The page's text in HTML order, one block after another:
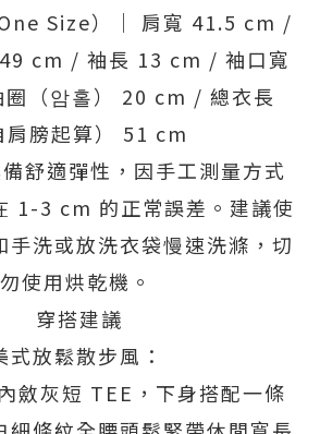
Size）｜ 肩寬 41.5 cm /
cm / 袖長 13 cm / 袖口寬
（암홀） 20 cm / 總衣長
肩膀起算） 51 cm
舒適彈性，因手工測量方式
1-3 cm 的正常誤差。建議使
手洗或放洗衣袋慢速洗滌，切
勿使用烘乾機。
穿搭建議
式放鬆散步風：
斂灰短 TEE，下身搭配一條